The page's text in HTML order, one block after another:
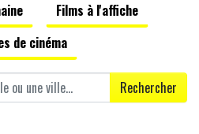
Films à l'affiche
de cinéma
Rechercher